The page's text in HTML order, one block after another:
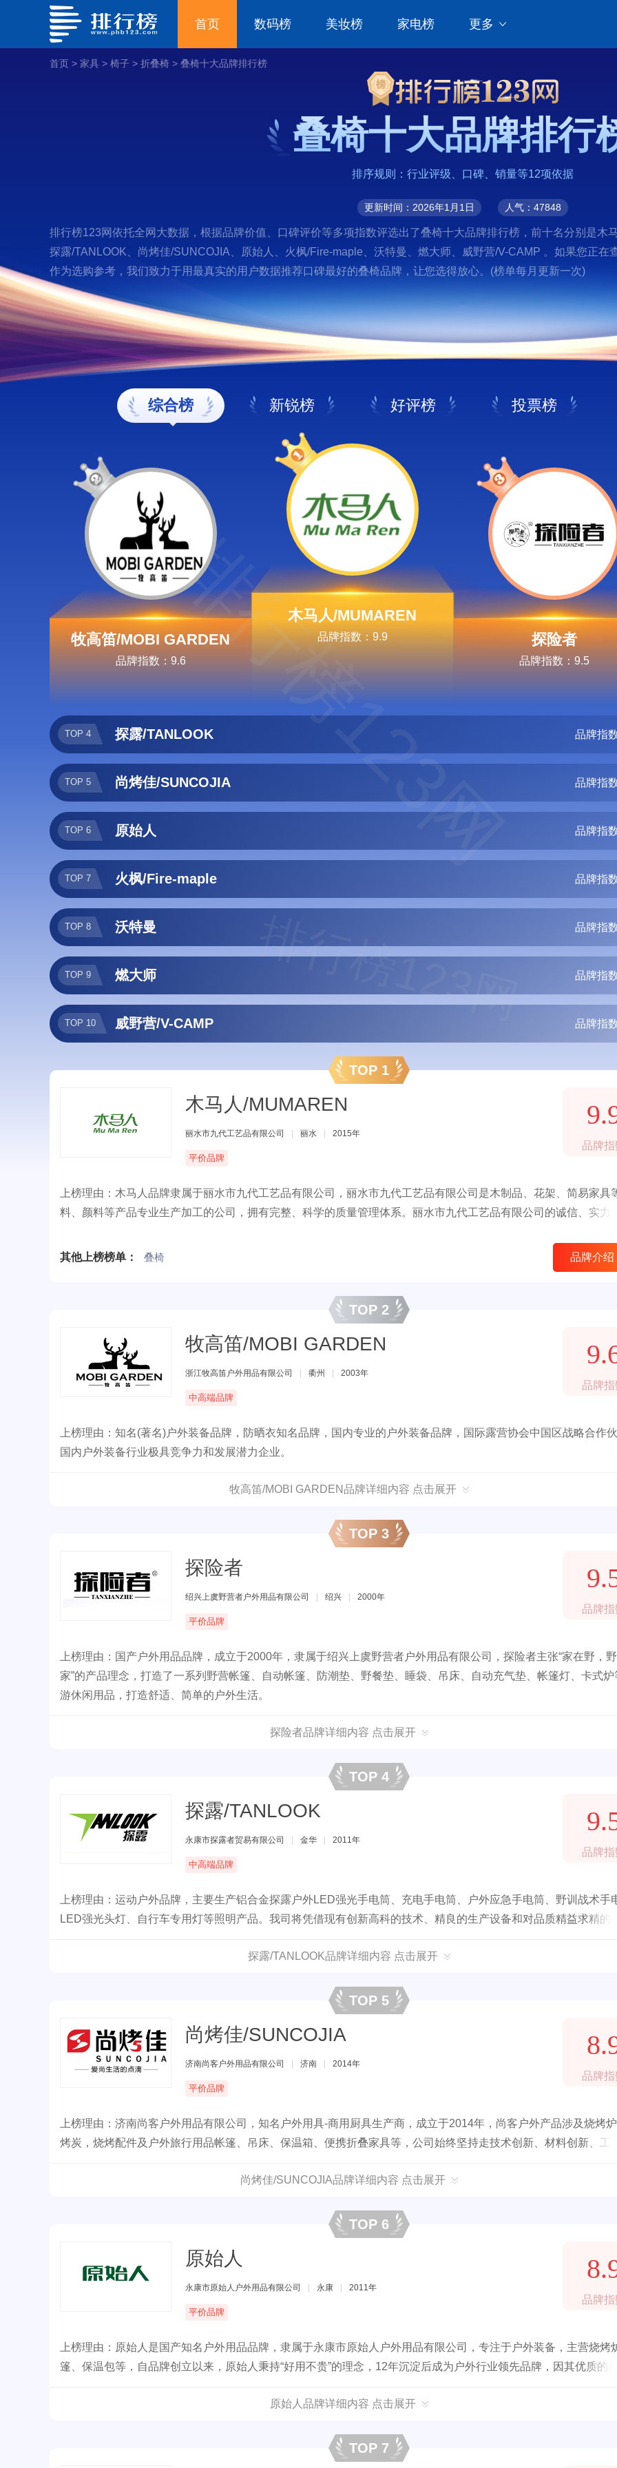
首页 数码榜 美妆榜 家电榜 更多
首页 > 家具 > 椅子 > 折叠椅 > 叠椅十大品牌排行榜
叠椅十大品牌排行
排序规则：行业评级、口碑、销量等12项依据
更新时间：2026年1月1日 人气：47848
排行榜123网依托全网大数据，根据品牌价值、口碑评价等多项指数评选出了叠椅十大品牌排行榜，前十名分别是木
探露/TANLOOK、尚烤佳/SUNCOJIA、原始人、火枫/Fire-maple、沃特曼、燃大师、威野营/V-CAMP 。如果您正
作为选购参考，我们致力于用最真实的用户数据推荐口碑最好的叠椅品牌，让您选得放心。(榜单每月更新一次)
综合榜 新锐榜 好评榜 投票榜
牧高笛/MOBI GARDEN
品牌指数：9.6
木马人/MUMAREN
品牌指数：9.9 探险者
品牌指数：9.5
TOP 4 探露/TANLOOK 品牌指
TOP 5 尚烤佳/SUNCOJIA 品牌指
TOP 6 原始人 品牌指
TOP 7 火枫/Fire-maple 品牌指
TOP 8 沃特曼 品牌指
TOP 9 燃大师 品牌指
TOP 10 威野营/V-CAMP 品牌指
TOP 1
木马人/MUMAREN
丽水市九代工艺品有限公司 丽水 2015年
平价品牌
品牌指
上榜理由：木马人品牌隶属于丽水市九代工艺品有限公司，丽水市九代工艺品有限公司是木制品、花架、简易家具
料、颜料等产品专业生产加工的公司，拥有完整、科学的质量管理体系。丽水市九代工艺品有限公司的诚信、实力
为年轻人用心设计的家居置物神器，美观大方环保简约于一体的置物架。会是您不变的追求。
其他上榜榜单： 叠椅 品牌介绍
TOP 2
牧高笛/MOBI GARDEN
浙江牧高笛户外用品有限公司 衢州 2003年
中高端品牌
品牌指
上榜理由：知名(著名)户外装备品牌，防晒衣知名品牌，国内专业的户外装备品牌，国际露营协会中国区战略合作伙
国内户外装备行业极具竞争力和发展潜力企业。
牧高笛/MOBI GARDEN品牌详细内容 点击展开
TOP 3
探险者
绍兴上虞野营者户外用品有限公司 绍兴 2000年
平价品牌
品牌指
上榜理由：国产户外用品品牌，成立于2000年，隶属于绍兴上虞野营者户外用品有限公司，探险者主张“家在野，
家”的产品理念，打造了一系列野营帐篷、自动帐篷、防潮垫、野餐垫、睡袋、吊床、自动充气垫、帐篷灯、卡式炉
游休闲用品，打造舒适、简单的户外生活。
探险者品牌详细内容 点击展开
TOP 4
探露/TANLOOK
永康市探露者贸易有限公司 金华 2011年
中高端品牌
品牌指
上榜理由：运动户外品牌，主要生产铝合金探露户外LED强光手电筒、充电手电筒、户外应急手电筒、野训战术手
LED强光头灯、自行车专用灯等照明产品。我司将凭借现有创新高科的技术、精良的生产设备和对品质精益求精的
探露/TANLOOK品牌详细内容 点击展开
TOP 5
尚烤佳/SUNCOJIA
济南尚客户外用品有限公司 济南 2014年
平价品牌
品牌指
上榜理由：济南尚客户外用品有限公司，知名户外用具-商用厨具生产商，成立于2014年，尚客户外产品涉及烧烤
烤炭，烧烤配件及户外旅行用品帐篷、吊床、保温箱、便携折叠家具等，公司始终坚持走技术创新、材料创新、工
尚烤佳/SUNCOJIA品牌详细内容 点击展开
TOP 6
原始人
永康市原始人户外用品有限公司 永康 2011年
平价品牌
品牌指
上榜理由：原始人是国产知名户外用品品牌，隶属于永康市原始人户外用品有限公司，专注于户外装备，主营烧烤
篷、保温包等，自品牌创立以来，原始人秉持“好用不贵”的理念，12年沉淀后成为户外行业领先品牌，因其优质的
原始人品牌详细内容 点击展开
TOP 7
排行榜123网
排行榜123网